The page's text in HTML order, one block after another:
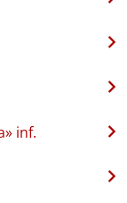
inf.